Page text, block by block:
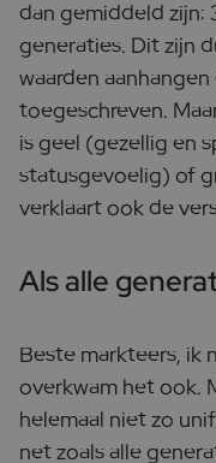
dan gemiddeld zijn:
generaties. Dit zijn
waarden
toegeschreven.
is geel (gezellig en
statusgevoelig) of
verklaart ook de
Als alle
Beste markteers, ik
overkwam het ook.
helemaal niet zo
net zoals alle